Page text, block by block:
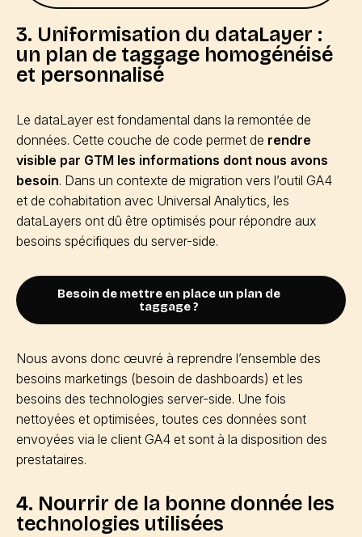
3. Uniformisation du dataLayer :
un plan de taggage homogénéisé
et personnalisé
Le dataLayer est fondamental dans la remontée de
données. Cette couche de code permet de rendre
visible par GTM les informations dont nous avons
besoin. Dans un contexte de migration vers l’outil GA4
et de cohabitation avec Universal Analytics, les
dataLayers ont dû être optimisés pour répondre aux
besoins spécifiques du server-side.
Besoin de mettre en place un plan de
taggage ?
Nous avons donc œuvré à reprendre l’ensemble des
besoins marketings (besoin de dashboards) et les
besoins des technologies server-side. Une fois
nettoyées et optimisées, toutes ces données sont
envoyées via le client GA4 et sont à la disposition des
prestataires.
4. Nourrir de la bonne donnée les
technologies utilisées